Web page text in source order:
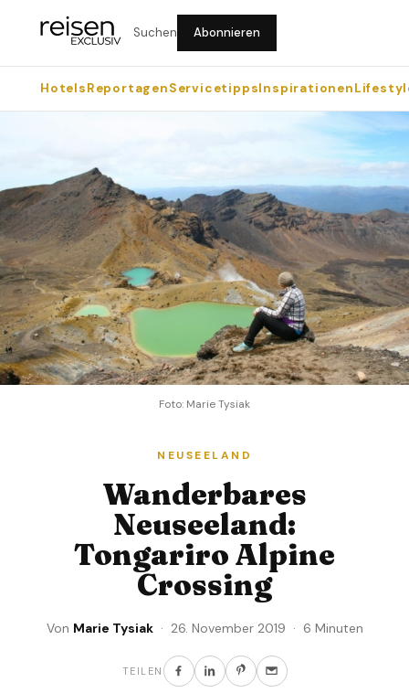
Suchen Abonnieren
HotelsReportagenServicetippsInspirationen
Foto: Marie Tysiak
NEUSEELAND
Wanderbares
Neuseeland:
Tongariro Alpine
Crossing
Von Marie Tysiak· 26. November 2019 · 6 Minuten
TEILEN